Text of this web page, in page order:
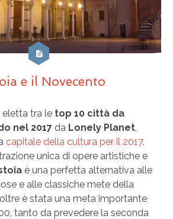
e il Novecento
eletta tra le top 10 città da
nel 2017 da Lonely Planet,
capitale della cultura per il 2017.
unica di opere artistiche e
è una perfetta alternativa alle
e alle classiche mete della
è stata una meta importante
tanto da prevedere la seconda